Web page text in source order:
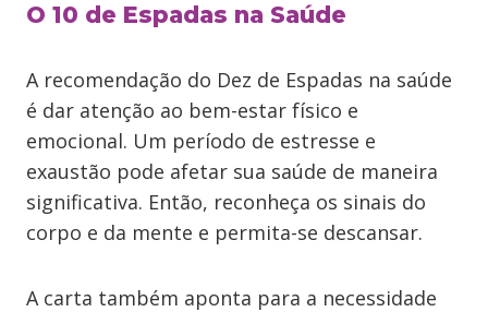
O 10 de Espadas na Saúde
A recomendação do Dez de Espadas na saúde
é dar atenção ao bem-estar físico e
emocional. Um período de estresse e
exaustão pode afetar sua saúde de maneira
significativa. Então, reconheça os sinais do
corpo e da mente e permita-se descansar.
A carta também aponta para a necessidade